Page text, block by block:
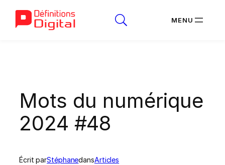
Mots du numérique
2024 #48
Écrit parStéphanedansArticles